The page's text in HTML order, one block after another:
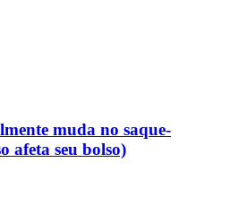
muda no saque-
afeta seu bolso)